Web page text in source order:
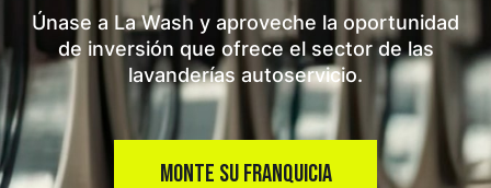
Únase a La Wash y aproveche la oportunidad
de inversión que ofrece el sector de las
lavanderías autoservicio.
MONTE SU FRANQUICIA